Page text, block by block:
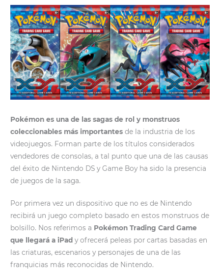
Pokémon es una de las sagas de rol y monstruos
coleccionables más importantes de la industria de los
videojuegos. Forman parte de los títulos considerados
vendedores de consolas, a tal punto que una de las causas
del éxito de Nintendo DS y Game Boy ha sido la presencia
de juegos de la saga.
Por primera vez un dispositivo que no es de Nintendo
recibirá un juego completo basado en estos monstruos de
bolsillo. Nos referimos a Pokémon Trading Card Game
que llegará a iPad y ofrecerá peleas por cartas basadas en
las criaturas, escenarios y personajes de una de las
franquicias más reconocidas de Nintendo.